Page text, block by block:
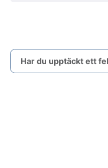
Har du upptäckt ett